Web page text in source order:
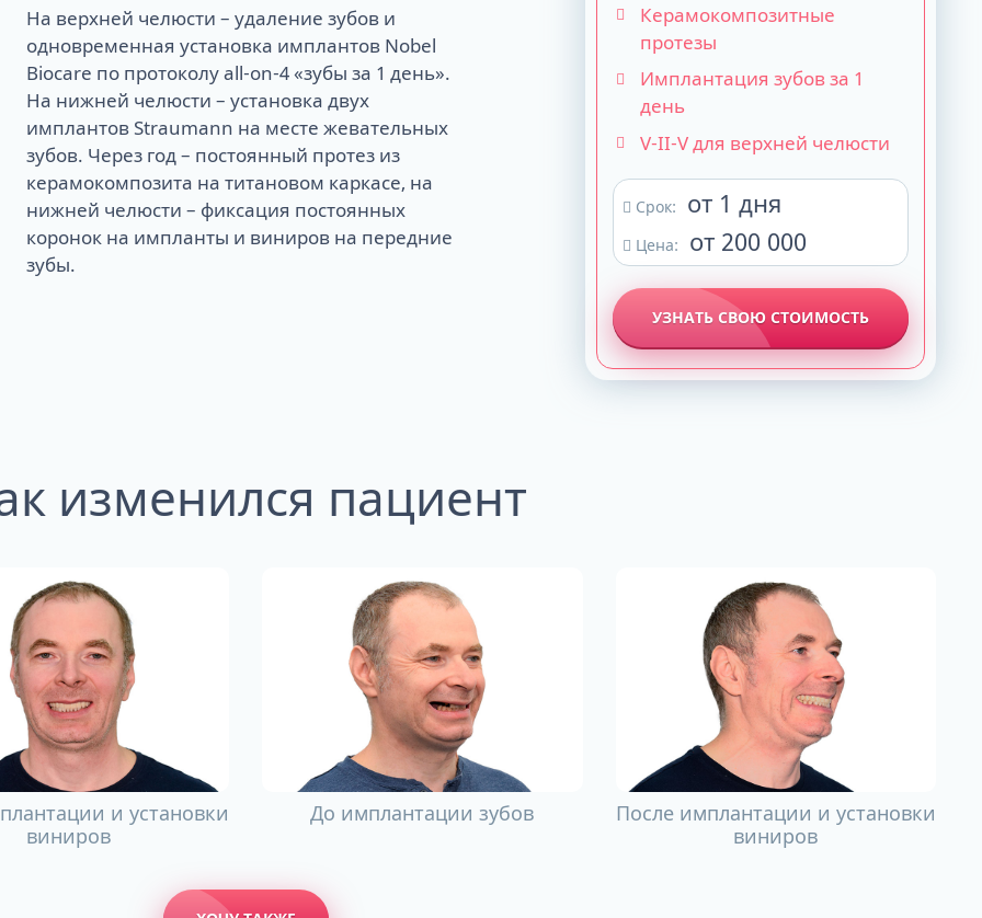
На верхней челюсти – удаление зубов и
одновременная установка имплантов Nobel
Biocare по протоколу all-on-4 «зубы за 1 день».
На нижней челюсти – установка двух
имплантов Straumann на месте жевательных
зубов. Через год – постоянный протез из
керамокомпозита на титановом каркасе, на
нижней челюсти – фиксация постоянных
коронок на импланты и виниров на передние
зубы.
Керамокомпозитные
протезы
Имплантация зубов за 1
день
V-II-V для верхней челюсти
Срок: от 1 дня
Цена: от 200 000
УЗНАТЬ СВОЮ СТОИМОСТЬ
изменился пациент
и установки
виниров
До имплантации зубов
После имплантации и установки
виниров